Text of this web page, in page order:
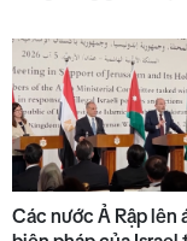
Các nước Ả Rập lên